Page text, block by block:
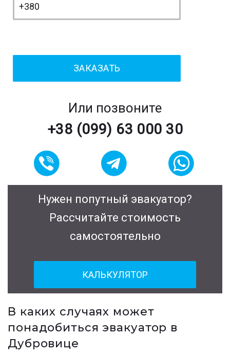
Или позвоните
+38 (099) 63 000 30
Нужен попутный эвакуатор?
Рассчитайте стоимость
самостоятельно
КАЛЬКУЛЯТОР
В каких случаях может
понадобиться эвакуатор в
Дубровице